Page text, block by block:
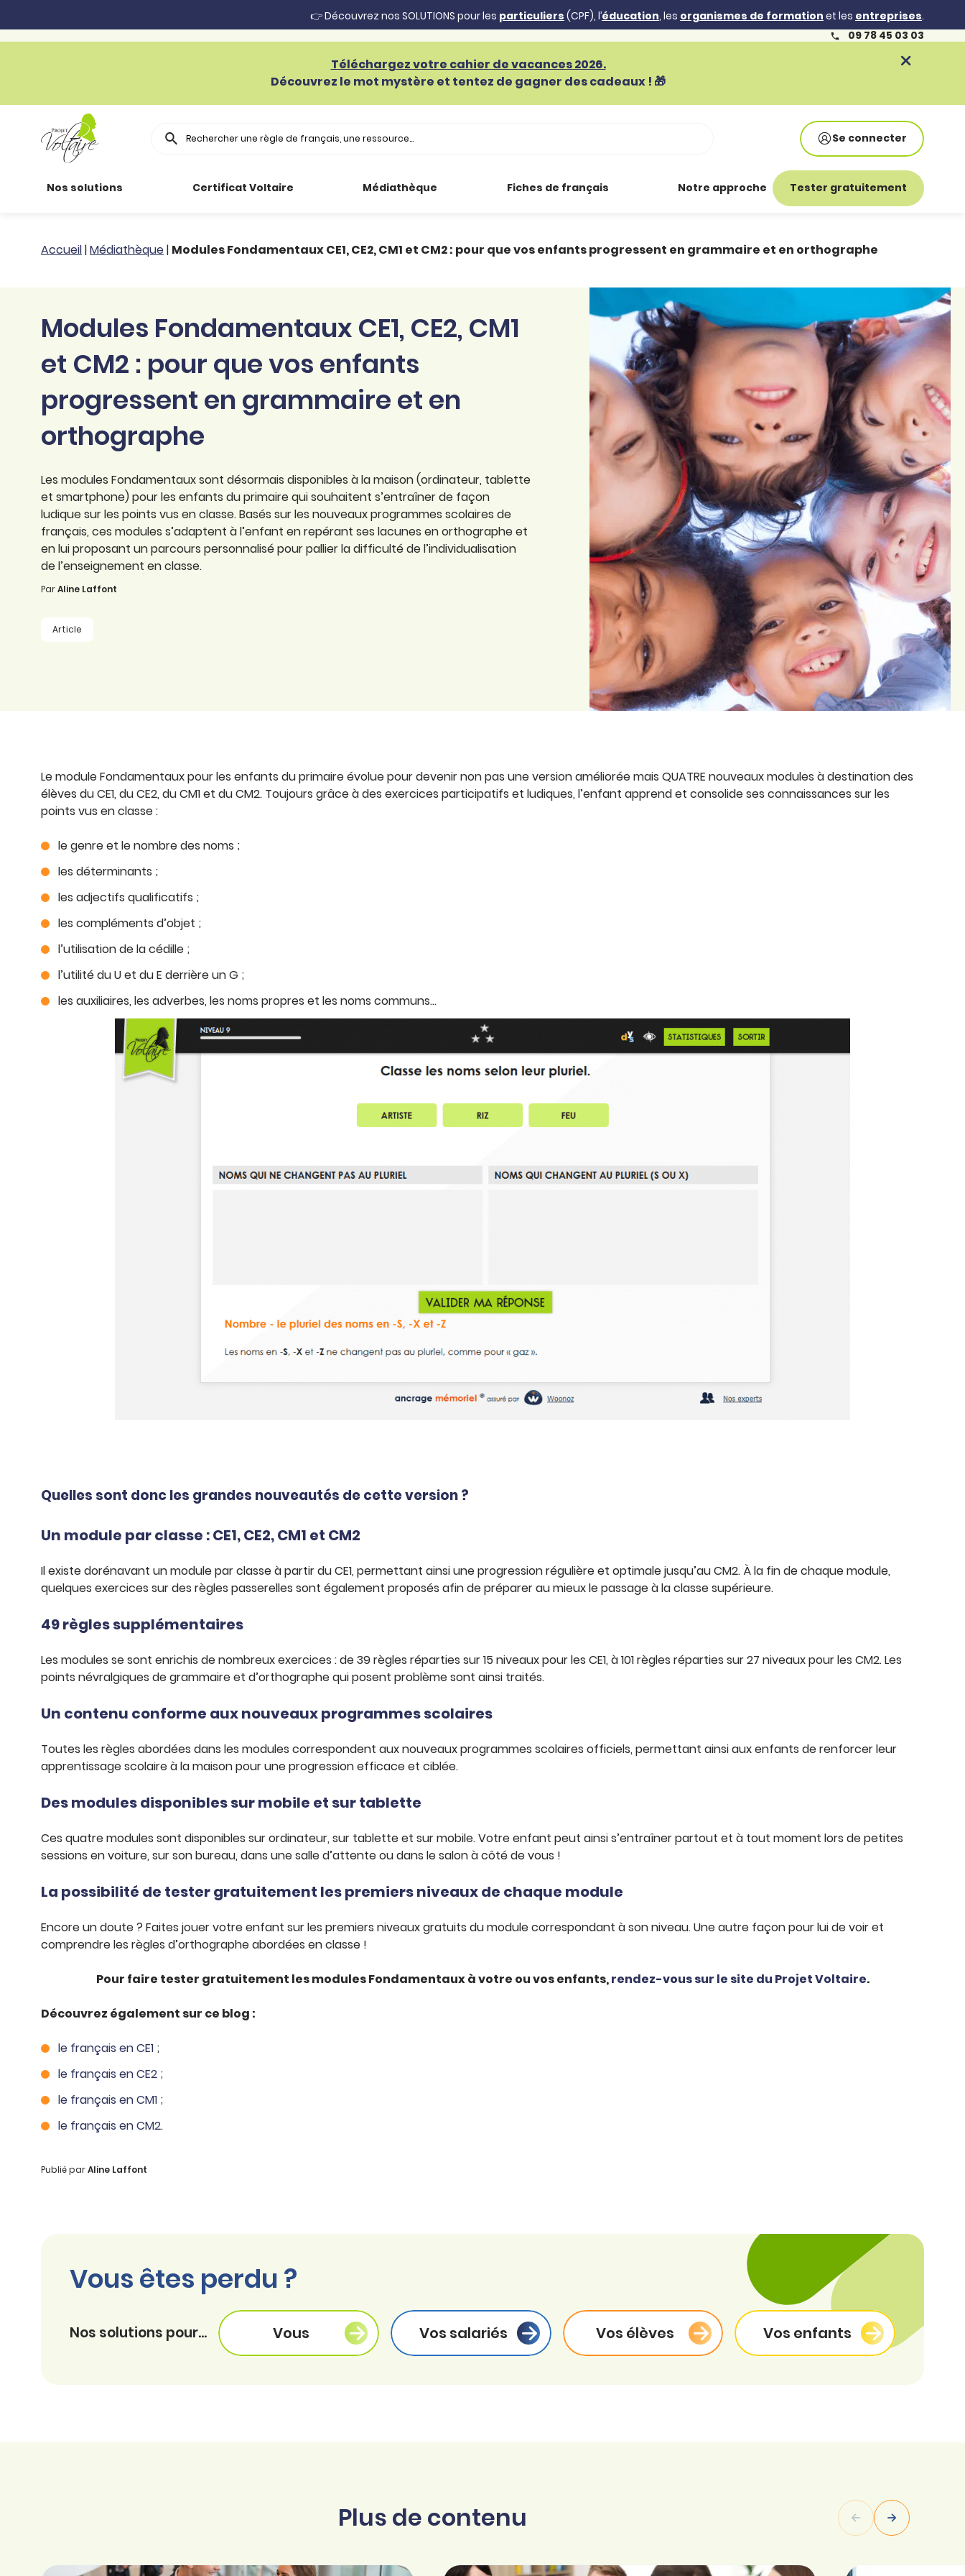
👉 Découvrez nos SOLUTIONS pour les particuliers (CPF), l’éducation, les organismes de formation et les entreprises.
09 78 45 03 03
Téléchargez votre cahier de vacances 2026.
Découvrez le mot mystère et tentez de gagner des cadeaux ! 🎁
Rechercher Se connecter
Nos solutions
Particuliers
formation
Évaluer le niveau de ses
Certificat Voltaire Médiathèque
Toutes nos
professionnel
Animer une classe
Aider ses enfants
Accompagner ses
salariés
Explorer la langue
française
Découvrir nos
ouvrages
Témoignages
Fiches de français
Conjugaison
d’orthographe
Syntaxe
Toutes nos fiches
Notre approche Tester gratuitement
Accueil|Médiathèque| Modules Fondamentaux CE1, CE2, CM1 et CM2 : pour que vos enfants progressent en grammaire et en orthographe
Modules Fondamentaux CE1, CE2, CM1
et CM2 : pour que vos enfants
progressent en grammaire et en
orthographe
Les modules Fondamentaux sont désormais disponibles à la maison (ordinateur, tablette
et smartphone) pour les enfants du primaire qui souhaitent s’entraîner de façon
ludique sur les points vus en classe. Basés sur les nouveaux programmes scolaires de
français, ces modules s’adaptent à l’enfant en repérant ses lacunes en orthographe et
en lui proposant un parcours personnalisé pour pallier la difficulté de l’individualisation
de l’enseignement en classe.
ParAline Laffont
Article
Le module Fondamentaux pour les enfants du primaire évolue pour devenir non pas une version améliorée mais QUATRE nouveaux modules à destination des
élèves du CE1, du CE2, du CM1 et du CM2. Toujours grâce à des exercices participatifs et ludiques, l’enfant apprend et consolide ses connaissances sur les
points vus en classe :
le genre et le nombre des noms ;
les déterminants ;
les adjectifs qualificatifs ;
les compléments d’objet ;
l’utilisation de la cédille ;
l’utilité du U et du E derrière un G ;
les auxiliaires, les adverbes, les noms propres et les noms communs…
Quelles sont donc les grandes nouveautés de cette version ?
Un module par classe : CE1, CE2, CM1 et CM2
Il existe dorénavant un module par classe à partir du CE1, permettant ainsi une progression régulière et optimale jusqu’au CM2. À la fin de chaque module,
quelques exercices sur des règles passerelles sont également proposés afin de préparer au mieux le passage à la classe supérieure.
49 règles supplémentaires
Les modules se sont enrichis de nombreux exercices : de 39 règles réparties sur 15 niveaux pour les CE1, à 101 règles réparties sur 27 niveaux pour les CM2. Les
points névralgiques de grammaire et d’orthographe qui posent problème sont ainsi traités.
Un contenu conforme aux nouveaux programmes scolaires
Toutes les règles abordées dans les modules correspondent aux nouveaux programmes scolaires officiels, permettant ainsi aux enfants de renforcer leur
apprentissage scolaire à la maison pour une progression efficace et ciblée.
Des modules disponibles sur mobile et sur tablette
Ces quatre modules sont disponibles sur ordinateur, sur tablette et sur mobile. Votre enfant peut ainsi s’entraîner partout et à tout moment lors de petites
sessions en voiture, sur son bureau, dans une salle d’attente ou dans le salon à côté de vous !
La possibilité de tester gratuitement les premiers niveaux de chaque module
Encore un doute ? Faites jouer votre enfant sur les premiers niveaux gratuits du module correspondant à son niveau. Une autre façon pour lui de voir et
comprendre les règles d’orthographe abordées en classe !
Pour faire tester gratuitement les modules Fondamentaux à votre ou vos enfants,rendez-vous sur le site du Projet Voltaire.
Découvrez également sur ce blog :
le français en CE1 ;
le français en CE2 ;
le français en CM1 ;
le français en CM2.
Publié parAline Laffont
Vous êtes perdu ?
Nos solutions pour... Vous Vos salariés Vos élèves Vos enfants
Plus de contenu